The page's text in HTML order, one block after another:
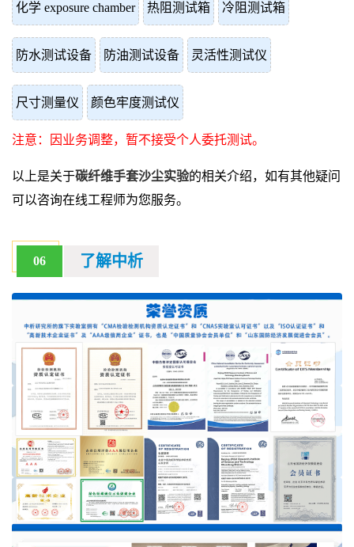
化学 exposure chamber 热阻测试箱 冷阻测试箱
防水测试设备 防油测试设备 灵活性测试仪
尺寸测量仪 颜色牢度测试仪
注意：因业务调整，暂不接受个人委托测试。
以上是关于碳纤维手套沙尘实验的相关介绍，如有其他疑问
可以咨询在线工程师为您服务。
06 了解中析